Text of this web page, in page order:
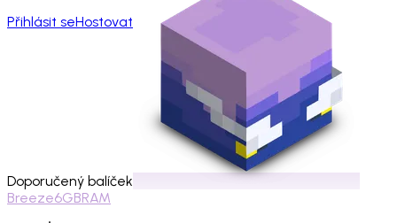
Přihlásit seHostovat
Doporučený balíček
Breeze6GBRAM